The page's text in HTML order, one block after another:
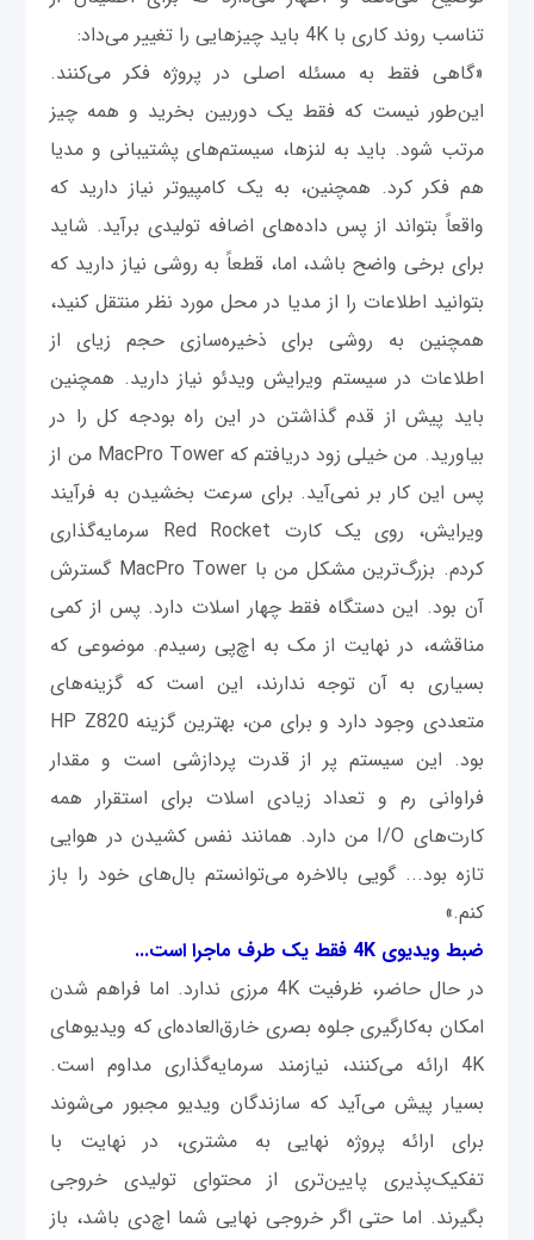
تناسب روند کاری با 4K باید چیزهایی را تغییر می‌داد:
«گاهی فقط به مسئله اصلی در پروژه فکر می‌کنند.
این‌طور نیست که فقط یک دوربین بخرید و همه چیز
مرتب شود. باید به لنزها، سیستم‌های پشتیبانی و مدیا
هم فکر کرد. همچنین، به یک کامپیوتر نیاز دارید که
واقعاً بتواند از پس داده‌های اضافه تولیدی بر‌آید. شاید
برای برخی واضح باشد، اما، قطعاً به روشی نیاز دارید که
بتوانید اطلاعات را از مدیا در محل مورد نظر منتقل کنید،
همچنین به روشی برای ذخیره‌سازی حجم زیای از
اطلاعات در سیستم ویرایش ویدئو نیاز دارید. همچنین
باید پیش از قدم گذاشتن در این راه بودجه کل را در
بیاورید. من خیلی زود در‌یافتم که MacPro Tower من از
پس این کار بر نمی‌آید. برای سرعت بخشیدن به فرآیند
ویرایش، روی یک کارت Red Rocket سرمایه‌گذاری
کردم. بزرگ‌ترین مشکل من با MacPro Tower گسترش
آن بود. این دستگاه فقط چهار اسلات دارد. پس از کمی
مناقشه، در نهایت از مک به اچ‌پی رسیدم. موضوعی که
بسیاری به آن توجه ندارند، این است که گزینه‌های
متعددی وجود دارد و برای من، بهترین گزینه HP Z820
بود. این سیستم پر از قدرت پردازشی است و مقدار
فراوانی رم و تعداد زیادی اسلات برای استقرار همه
کارت‌های I/O من دارد. همانند نفس کشیدن در هوایی
تازه بود... گویی بالاخره می‌توانستم بال‌های خود را باز
کنم.»
ضبط ویدیوی 4K فقط یک طرف ماجرا است...
در حال حاضر، ظرفیت 4K مرزی ندارد. اما فراهم شدن
امکان به‌کارگیری جلوه بصری خارق‌العاده‌ای که ویدیوهای
4K ارائه می‌کنند، نیازمند سرمایه‌گذاری مداوم است.
بسیار پیش می‌آید که سازندگان ویدیو مجبور می‌شوند
برای ارائه پروژه نهایی به مشتری، در نهایت با
تفکیک‌پذیری پایین‌تری از محتوای تولیدی خروجی
بگیرند. اما حتی اگر خروجی نهایی شما اچ‌دی باشد، باز